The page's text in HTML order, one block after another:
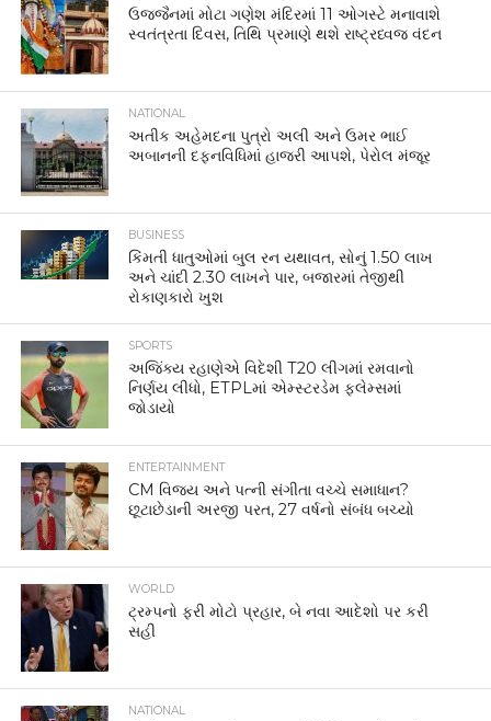
ઉજ્જૈનમાં મોટા ગણેશ મંદિરમાં 11 ઓગસ્ટે મનાવાશે
સ્વતંત્રતા દિવસ, તિથિ પ્રમાણે થશે રાષ્ટ્રધ્વજ વંદન
NATIONAL
અતીક અહેમદના પુત્રો અલી અને ઉમર ભાઈ
અબાનની દફનવિધિમાં હાજરી આપશે, પેરોલ મંજૂર
BUSINESS
કિંમતી ધાતુઓમાં બુલ રન યથાવત, સોનું 1.50 લાખ
અને ચાંદી 2.30 લાખને પાર, બજારમાં તેજીથી
રોકાણકારો ખુશ
SPORTS
અજિંક્ય રહાણેએ વિદેશી T20 લીગમાં રમવાનો
નિર્ણય લીધો, ETPLમાં એમ્સ્ટરડેમ ફ્લેમ્સમાં
જોડાયો
ENTERTAINMENT
CM વિજય અને પત્ની સંગીતા વચ્ચે સમાધાન?
છૂટાછેડાની અરજી પરત, 27 વર્ષનો સંબંધ બચ્યો
WORLD
ટ્રમ્પનો ફરી મોટો પ્રહાર, બે નવા આદેશો પર કરી
સહી
NATIONAL